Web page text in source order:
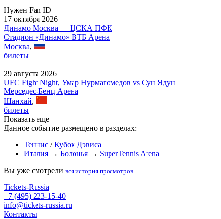
Нужен Fan ID
17 октября 2026
Динамо Москва — ЦСКА ПФК
Стадион «Динамо» ВТБ Арена
Москва,
билеты
29 августа 2026
UFC Fight Night, Умар Нурмагомедов vs Сун Ядун
Мерседес-Бенц Арена
Шанхай,
билеты
Показать еще
Данное событие размещено в разделах:
Теннис /Кубок Дэвиса
Италия → Болонья → SuperTennis Arena
Вы уже смотрели вся история просмотров
Tickets-Russia
+7 (495) 223-15-40
info@tickets-russia.ru
Контакты